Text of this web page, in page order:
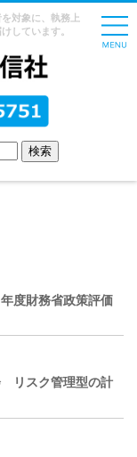
対象に、執務上
しています。
度財務省政策評価
リスク管理型の計